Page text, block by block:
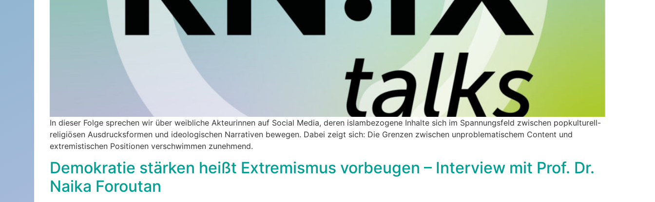
In dieser Folge sprechen wir über weibliche Akteurinnen auf Social Media, deren islambezogene Inhalte sich im Spannungsfeld zwischen popkulturell-
religiösen Ausdrucksformen und ideologischen Narrativen bewegen. Dabei zeigt sich: Die Grenzen zwischen unproblematischem Content und
extremistischen Positionen verschwimmen zunehmend.
Demokratie stärken heißt Extremismus vorbeugen – Interview mit Prof. Dr.
Naika Foroutan